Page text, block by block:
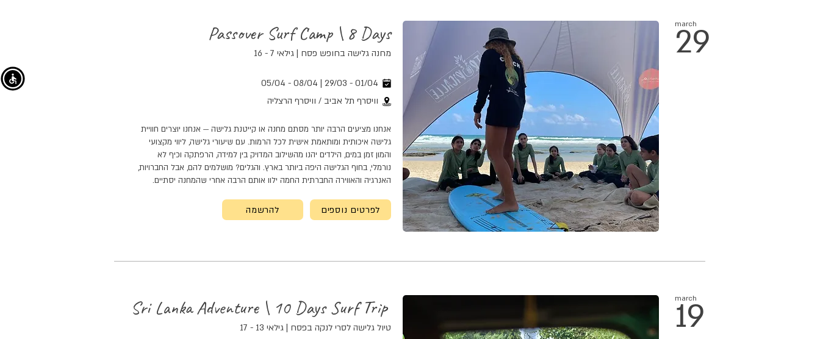
Passover Surf Camp \ 8 Days
מחנה גלישה בחופש פסח | גילאי 7 - 16
01/04 - 29/03 | 08/04 - 05/04
וויסרף תל אביב / וויסרף הרצליה
אנחנו מציעים הרבה יותר מסתם מחנה או קייטנת גלישה — אנחנו יוצרים חוויית
גלישה איכותית ומותאמת אישית לכל הרמות. עם שיעורי גלישה, ליווי מקצועי
והמון זמן במים, הילדים יהנו מהשילוב המדויק בין למידה, הרפתקה וכיף לא
נורמלי, בחוף הגלישה היפה ביותר בארץ. והגלים? מושלמים להם, אבל החברויות,
האנרגיה והאווירה החברתית החמה ילוו אותם הרבה אחרי שהמחנה יסתיים.
להרשמה לפרטים נוספים
march
29
Sri Lanka Adventure \ 10 Days Surf Trip
טיול גלישה לסרי לנקה בפסח | גילאי 13 - 17
march
19